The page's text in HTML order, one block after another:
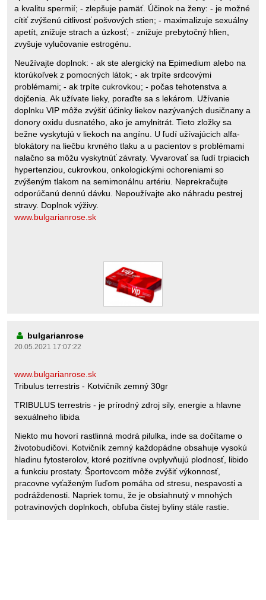
a kvalitu spermií; - zlepšuje pamäť. Účinok na ženy: - je možné
cítiť zvýšenú citlivosť pošvových stien; - maximalizuje sexuálny
apetít, znižuje strach a úzkosť; - znižuje prebytočný hlien,
zvyšuje vylučovanie estrogénu.
Neužívajte doplnok: - ak ste alergický na Epimedium alebo na
ktorúkoľvek z pomocných látok; - ak trpíte srdcovými
problémami; - ak trpíte cukrovkou; - počas tehotenstva a
dojčenia. Ak užívate lieky, poraďte sa s lekárom. Užívanie
doplnku VIP môže zvýšiť účinky liekov nazývaných dusičnany a
donory oxidu dusnatého, ako je amylnitrát. Tieto zložky sa
bežne vyskytujú v liekoch na angínu. U ľudí užívajúcich alfa-
blokátory na liečbu krvného tlaku a u pacientov s problémami
nalačno sa môžu vyskytnúť závraty. Vyvarovať sa ľudí trpiacich
hypertenziou, cukrovkou, onkologickými ochoreniami so
zvýšeným tlakom na semimonálnu artériu. Neprekračujte
odporúčanú dennú dávku. Nepoužívajte ako náhradu pestrej
stravy. Doplnok výživy.
www.bulgarianrose.sk
bulgarianrose
20.05.2021 17:07:22
www.bulgarianrose.sk
Tribulus terrestris - Kotvičník zemný 30gr
TRIBULUS terrestris - je prírodný zdroj sily, energie a hlavne
sexuálneho libida
Niekto mu hovorí rastlinná modrá pilulka, inde sa dočítame o
životobudičovi. Kotvičník zemný každopádne obsahuje vysokú
hladinu fytosterolov, ktoré pozitívne ovplyvňujú plodnosť, libido
a funkciu prostaty. Športovcom môže zvýšiť výkonnosť,
pracovne vyťaženým ľuďom pomáha od stresu, nespavosti a
podráždenosti. Napriek tomu, že je obsiahnutý v mnohých
potravinových doplnkoch, obľuba čistej byliny stále rastie.